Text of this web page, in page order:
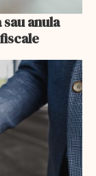
anula